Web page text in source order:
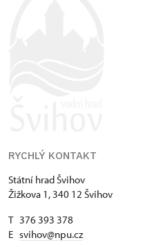
RYCHLÝ KONTAKT
Státní hrad Švihov
Žižkova 1, 340 12 Švihov
T 376 393 378
E svihov@npu.cz